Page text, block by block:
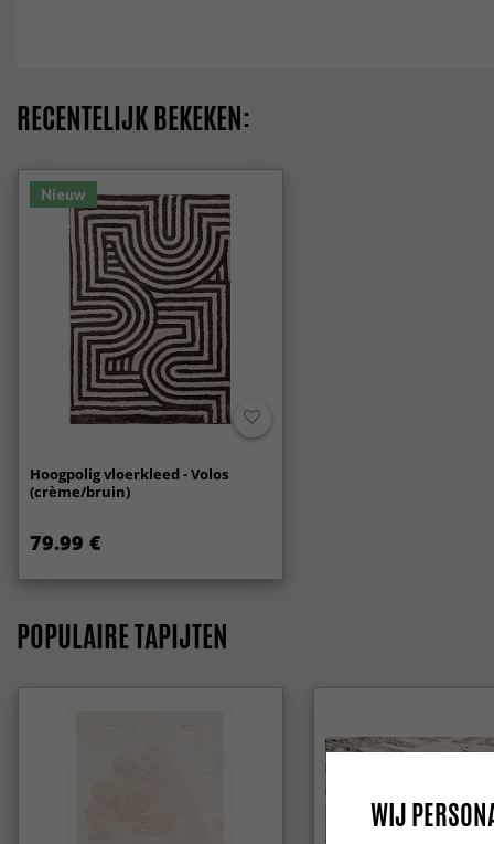
RECENTELIJK BEKEKEN:
Nieuw
Hoogpolig vloerkleed - Volos
(crème/bruin)
79.99 €
POPULAIRE TAPIJTEN
WIJ